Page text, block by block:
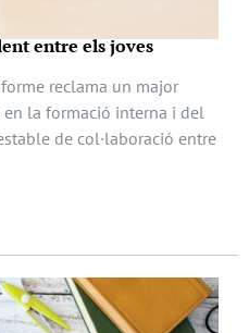
entre els joves
reclama un major
la formació interna i del
de col·laboració entre